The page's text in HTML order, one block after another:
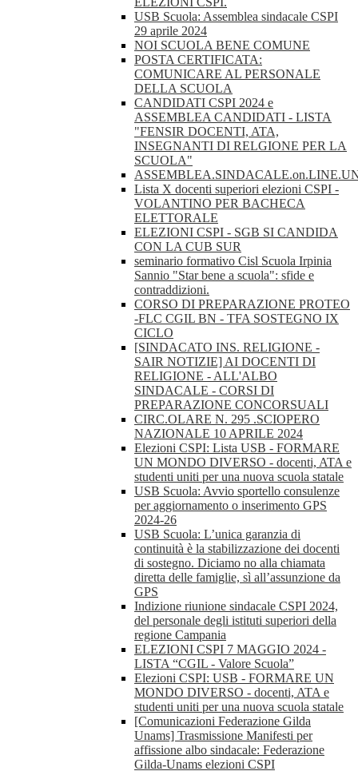
USB Scuola: Assemblea sindacale CSPI
29 aprile 2024
NOI SCUOLA BENE COMUNE
POSTA CERTIFICATA:
COMUNICARE AL PERSONALE
DELLA SCUOLA
CANDIDATI CSPI 2024 e
ASSEMBLEA CANDIDATI - LISTA
"FENSIR DOCENTI, ATA,
INSEGNANTI DI RELGIONE PER LA
SCUOLA"
Lista X docenti superiori elezioni CSPI -
VOLANTINO PER BACHECA
ELETTORALE
ELEZIONI CSPI - SGB SI CANDIDA
CON LA CUB SUR
seminario formativo Cisl Scuola Irpinia
Sannio "Star bene a scuola": sfide e
contraddizioni.
CORSO DI PREPARAZIONE PROTEO
-FLC CGIL BN - TFA SOSTEGNO IX
CICLO
[SINDACATO INS. RELIGIONE -
SAIR NOTIZIE] AI DOCENTI DI
RELIGIONE - ALL'ALBO
SINDACALE - CORSI DI
PREPARAZIONE CONCORSUALI
CIRC.OLARE N. 295 .SCIOPERO
NAZIONALE 10 APRILE 2024
Elezioni CSPI: Lista USB - FORMARE
UN MONDO DIVERSO - docenti, ATA e
studenti uniti per una nuova scuola statale
USB Scuola: Avvio sportello consulenze
per aggiornamento o inserimento GPS
2024-26
USB Scuola: L’unica garanzia di
continuità è la stabilizzazione dei docenti
di sostegno. Diciamo no alla chiamata
diretta delle famiglie, sì all’assunzione da
GPS
Indizione riunione sindacale CSPI 2024,
del personale degli istituti superiori della
regione Campania
ELEZIONI CSPI 7 MAGGIO 2024 -
LISTA “CGIL - Valore Scuola”
Elezioni CSPI: USB - FORMARE UN
MONDO DIVERSO - docenti, ATA e
studenti uniti per una nuova scuola statale
[Comunicazioni Federazione Gilda
Unams] Trasmissione Manifesti per
affissione albo sindacale: Federazione
Gilda-Unams elezioni CSPI